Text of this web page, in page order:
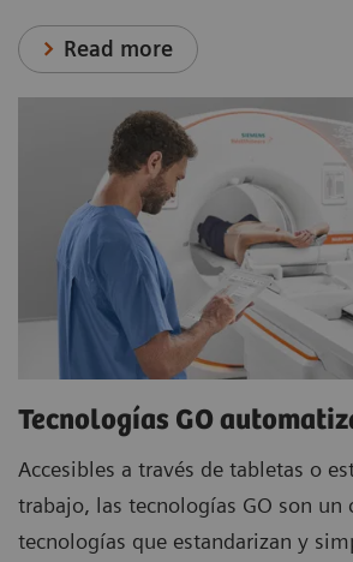
Read more
Tecnologías GO
Accesibles a través de tabletas o
trabajo, las tecnologías GO son un
tecnologías que estandarizan y